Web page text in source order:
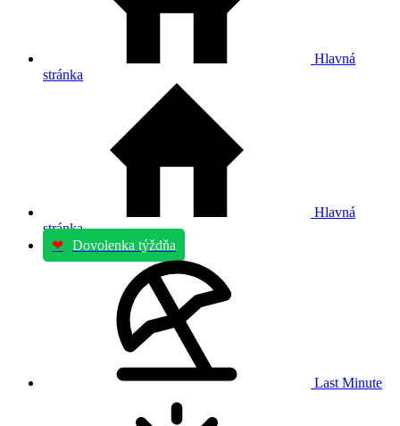
Hlavná
stránka
Hlavná
stránka
❤ Dovolenka týždňa
Last Minute